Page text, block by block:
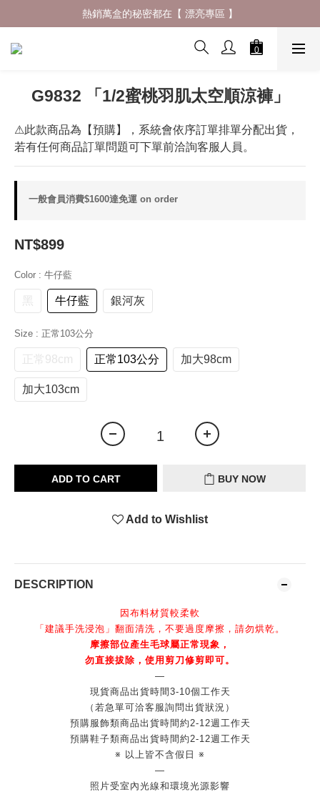
什麼材質穿了會一直想回購 ? 夏日防曬體驗再升級✨
熱銷萬盒的秘密都在【 漂亮專區 】
什麼材質穿了會一直想回購 ? 夏日防曬體驗再升級✨
G9832 「1/2蜜桃羽肌太空順涼褲」
⚠此款商品為【預購】，系統會依序訂單排單分配出貨，
若有任何商品訂單問題可下單前洽詢客服人員。
一般會員消費$1600達免運 on order
NT$899
Color : 牛仔藍
黑 牛仔藍 銀河灰
Size : 正常103公分
正常98cm 正常103公分 加大98cm
加大103cm
ADD TO CART BUY NOW
Add to Wishlist
DESCRIPTION
因布料材質較柔軟
「建議手洗浸泡」翻面清洗，不要過度摩擦，請勿烘乾。
摩擦部位產生毛球屬正常現象，
勿直接拔除，使用剪刀修剪即可。
—
現貨商品出貨時間3-10個工作天
（若急單可洽客服詢問出貨狀況）
預購服飾類商品出貨時間約2-12週工作天
預購鞋子類商品出貨時間約2-12週工作天
※ 以上皆不含假日 ※
—
照片受室內光線和環境光源影響